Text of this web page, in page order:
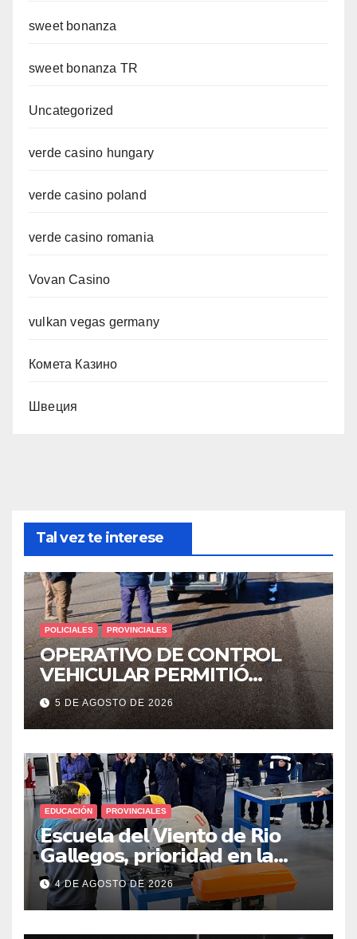
sweet bonanza
sweet bonanza TR
Uncategorized
verde casino hungary
verde casino poland
verde casino romania
Vovan Casino
vulkan vegas germany
Комета Казино
Швеция
Tal vez te interese
POLICIALES PROVINCIALES
OPERATIVO DE CONTROL
VEHICULAR PERMITIÓ
LOCALIZAR A UN HOMBRE
CON PEDIDO DE PARADERO
5 DE AGOSTO DE 2026
EDUCACIÓN PROVINCIALES
𝗘𝘀𝗰𝘂𝗲𝗹𝗮 𝗱𝗲𝗹 𝗩𝗶𝗲𝗻𝘁𝗼 𝗱𝗲 𝗥𝗶𝗼
𝗚𝗮𝗹𝗹𝗲𝗴𝗼𝘀, 𝗽𝗿𝗶𝗼𝗿𝗶𝗱𝗮𝗱 𝗲𝗻 𝗹𝗮
𝘀𝗲𝗴𝘂𝗿𝗶𝗱𝗮𝗱: 𝗖𝗹𝗮𝘃𝗲 𝗲𝗻 𝗲𝗹 𝗶𝗻𝗶𝗰𝗶𝗼
𝗱𝗲 𝗹𝗼𝘀 𝘁𝗮𝗹𝗹𝗲𝗿𝗲𝘀 𝗶𝗻𝗱𝘂𝘀𝘁𝗿𝗶𝗮𝗹𝗲𝘀
4 DE AGOSTO DE 2026